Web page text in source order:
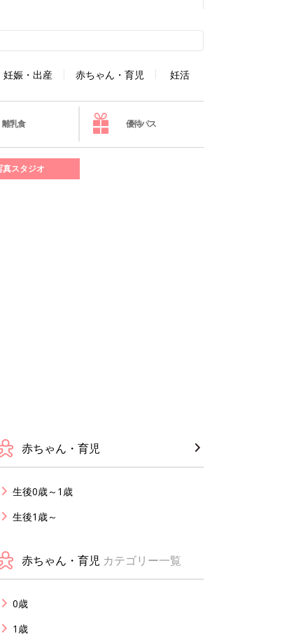
妊娠・出産 赤ちゃん・育児 妊活
離乳食 優待パス
真スタジオ
赤ちゃん・育児
生後0歳～1歳
生後1歳～
赤ちゃん・育児 カテゴリー一覧
0歳
1歳